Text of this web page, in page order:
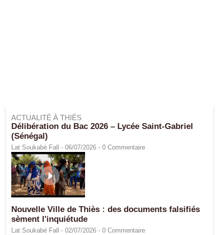
ACTUALITÉ À THIÈS
Délibération du Bac 2026 – Lycée Saint-Gabriel
(Sénégal)
Lat Soukabé Fall - 06/07/2026 - 0 Commentaire
Nouvelle Ville de Thiès : des documents falsifiés
sèment l'inquiétude
Lat Soukabé Fall - 02/07/2026 - 0 Commentaire